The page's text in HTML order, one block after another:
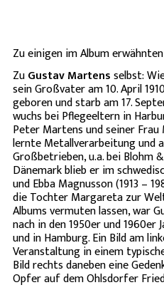
Zu einigen im Album
ZuGustav Martensselbst:
sein Großvater am 10. April
geboren und starb am 17.
wuchs bei Pflegeeltern in
Peter Martens und seiner
lernte Metallverarbeitung und
Großbetrieben, u.a. bei Blohm
Dänemark blieb er im
und Ebba Magnusson (1913 –
die Tochter Margareta zur
Albums vermuten lassen, war
nach in den 1950er und 1960er
und in Hamburg. Ein Bild am
Veranstaltung in einem
Bild rechts daneben eine
Opfer auf dem Ohlsdorfer